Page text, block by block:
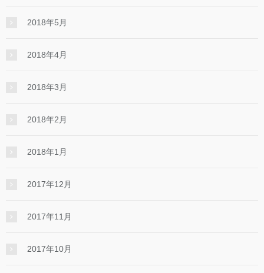
2018年5月
2018年4月
2018年3月
2018年2月
2018年1月
2017年12月
2017年11月
2017年10月